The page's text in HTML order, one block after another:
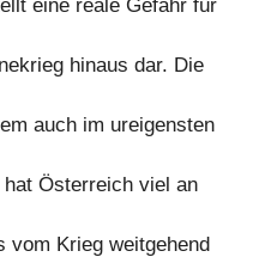
eine reale Gefahr für
hinaus dar. Die
auch im ureigensten
Österreich viel an
vom Krieg weitgehend